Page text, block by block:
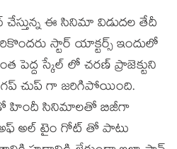
ఈ సినిమా విడుదల తేదీ
స్టార్ యాక్టర్స్ ఇందులో
పెద్ద స్కేల్ లో చరణ్ ప్రాజెక్టుని
గప్ చుప్ గా జరిగిపోయింది.
హిందీ సినిమాలతో బిజీగా
అఫ్ అల్ టైం గోట్ తో పాటు